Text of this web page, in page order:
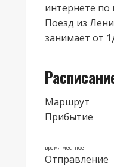
интернете по
Поезд из
занимает от
Маршрут
Прибытие
время местное
Отправление